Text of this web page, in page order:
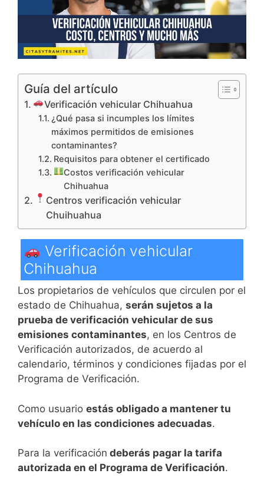
Guía del artículo
Verificación vehicular Chihuahua
¿Qué pasa si incumples los límites
máximos permitidos de emisiones
contaminantes?
Requisitos para obtener el certificado
Costos verificación vehicular
Chihuahua
Centros verificación vehicular
Chuihuahua
Verificación vehicular
Chihuahua
Los propietarios de vehículos que circulen por el
estado de Chihuahua, serán sujetos a la
prueba de verificación vehicular de sus
emisiones contaminantes, en los Centros de
Verificación autorizados, de acuerdo al
calendario, términos y condiciones fijadas por el
Programa de Verificación.
Como usuario estás obligado a mantener tu
vehículo en las condiciones adecuadas.
Para la verificación deberás pagar la tarifa
autorizada en el Programa de Verificación.